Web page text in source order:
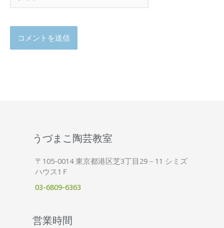
ト
うづまこ陶芸教室
〒105-0014 東京都港区芝3丁目29－11 シミズ
ハウス1Ｆ
03-6809-6363
営業時間